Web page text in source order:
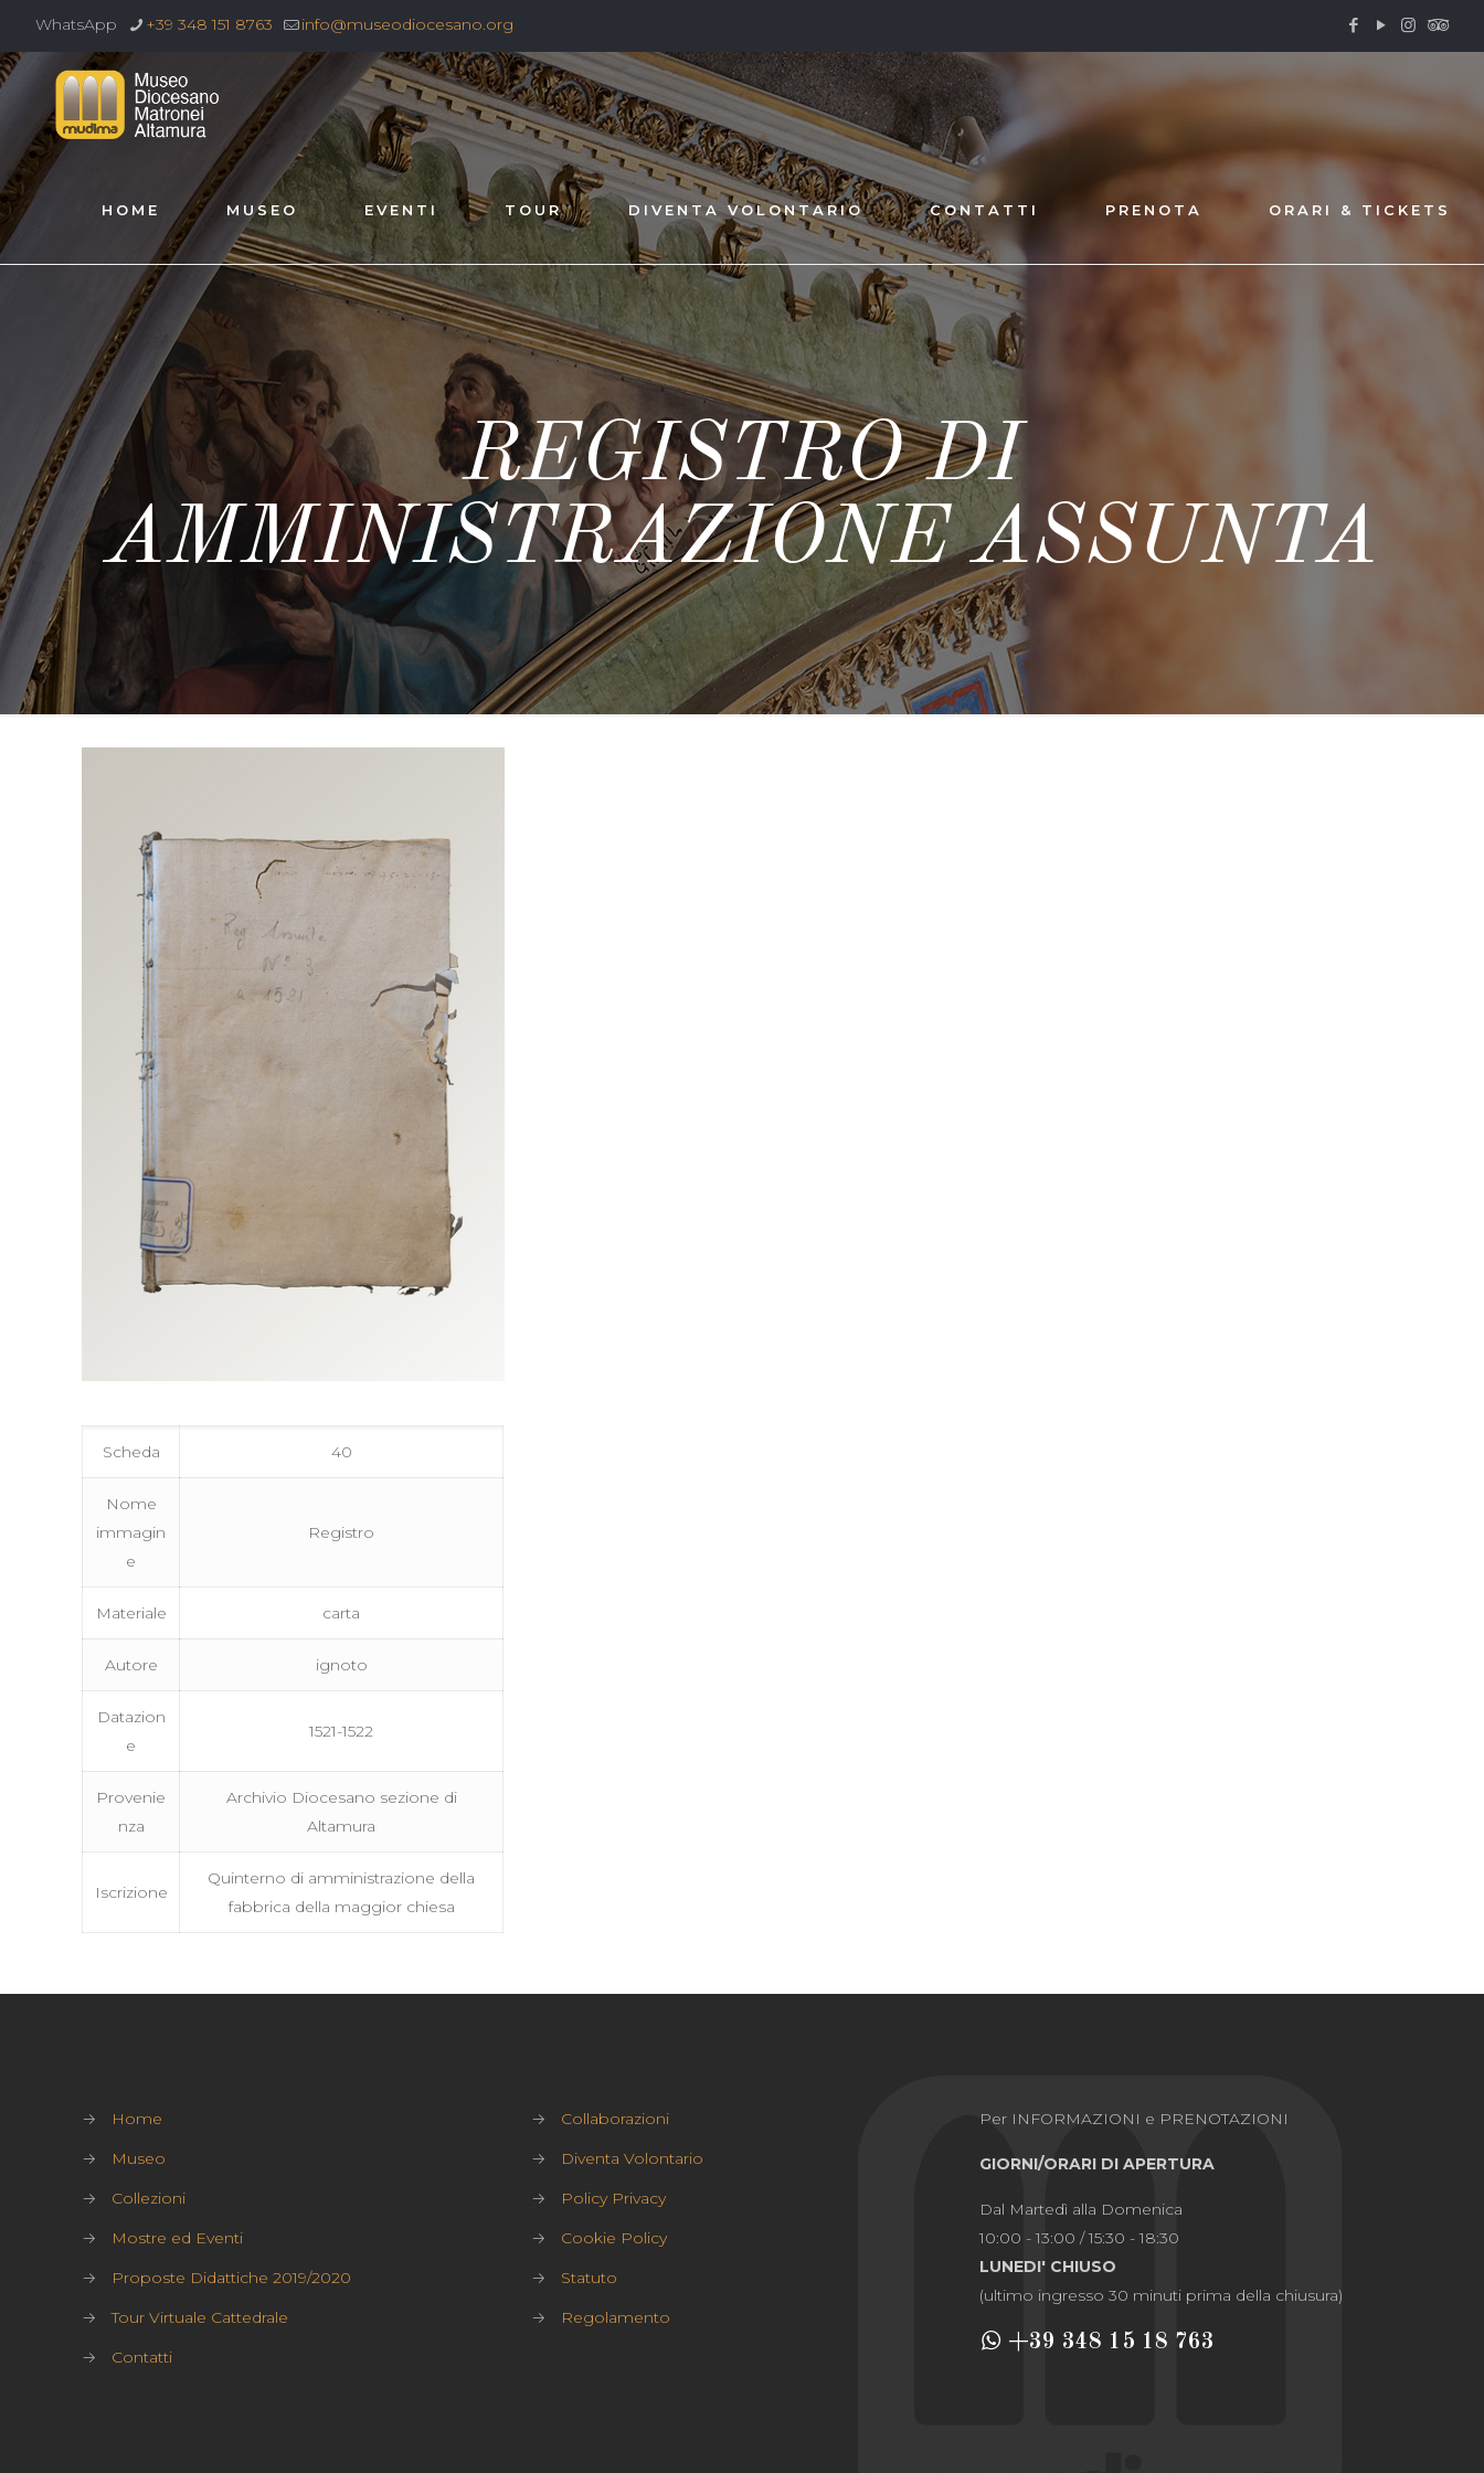
WhatsApp +39 348 151 8763 info@museodiocesano.org
HOME MUSEO EVENTI TOUR DIVENTA VOLONTARIO CONTATTI PRENOTA ORARI & TICKETS
REGISTRO DI
AMMINISTRAZIONE ASSUNTA
Scheda 40
Nome
immagin
e
Registro
Materiale carta
Autore ignoto
Datazion
e
1521-1522
Provenie
nza
Archivio Diocesano sezione di
Altamura
Iscrizione
Quinterno di amministrazione della
fabbrica della maggior chiesa
→
Home
→
Museo
→
Collezioni
→
Mostre ed Eventi
→
Proposte Didattiche 2019/2020
→
Tour Virtuale Cattedrale
→
Contatti
→
Collaborazioni
→
Diventa Volontario
→
Policy Privacy
→
Cookie Policy
→
Statuto
→
Regolamento
Per INFORMAZIONI e PRENOTAZIONI
GIORNI/ORARI DI APERTURA
Dal Martedì alla Domenica
10:00 - 13:00 / 15:30 - 18:30
LUNEDI' CHIUSO
(ultimo ingresso 30 minuti prima della chiusura)
+39 348 15 18 763